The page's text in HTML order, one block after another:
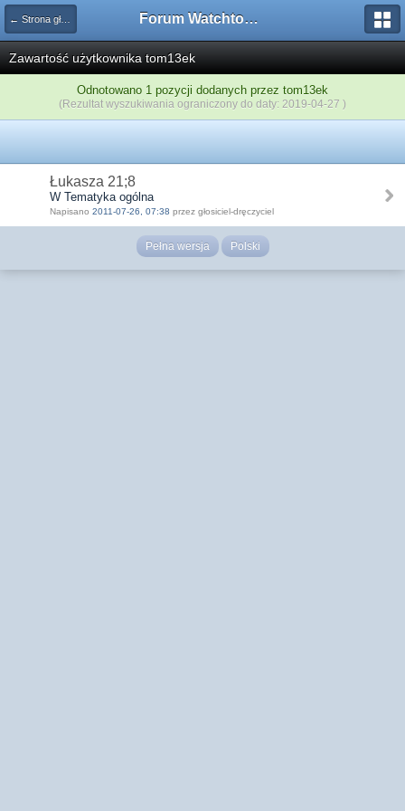
← Strona główna Forum Watchtower
Zawartość użytkownika tom13ek
Odnotowano 1 pozycji dodanych przez tom13ek
(Rezultat wyszukiwania ograniczony do daty: 2019-04-27 )
Łukasza 21;8
W Tematyka ogólna
Napisano 2011-07-26, 07:38 przez głosiciel-dręczyciel
Pełna wersja Polski